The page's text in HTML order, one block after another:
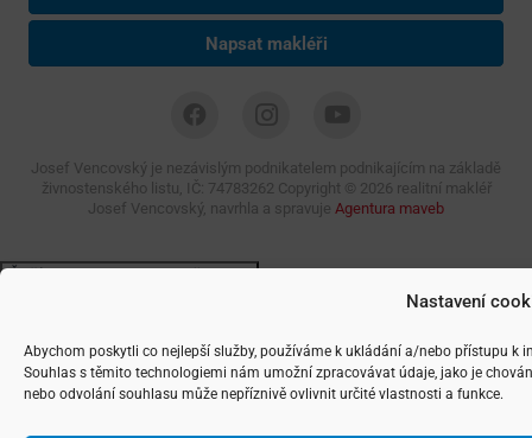
Nastavení
Abychom poskytli co nejlepší služby, používáme k ukládání a/nebo přístupu k
Souhlas s těmito technologiemi nám umožní zpracovávat údaje, jako je
nebo odvolání souhlasu může nepříznivě ovlivnit určité vlastnosti a funkce.
Napsat makléři
Josef Vencovský je nezávislým podnikatelem podnikajícím na základě
živnostenského listu, IČ: 74783262 Copyright © 2026 realitní makléř
Josef Vencovský, navrhla a spravuje Agentura maveb